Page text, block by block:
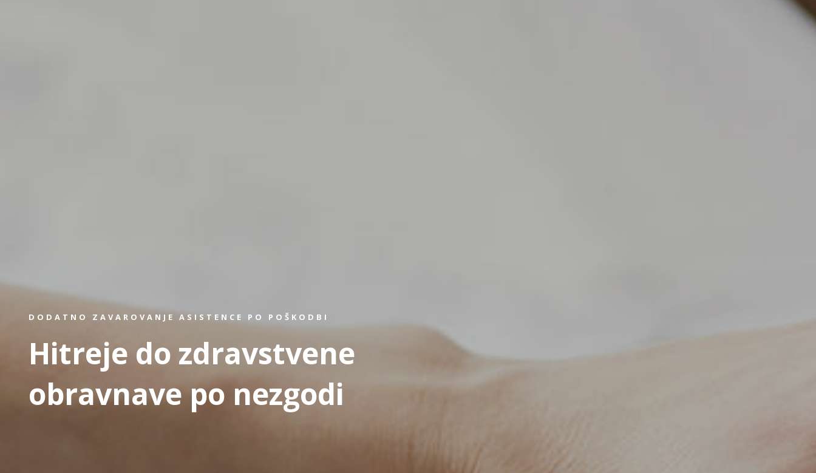
DODATNO ZAVAROVANJE ASISTENCE PO POŠKODBI
Hitreje do zdravstvene
obravnave po nezgodi